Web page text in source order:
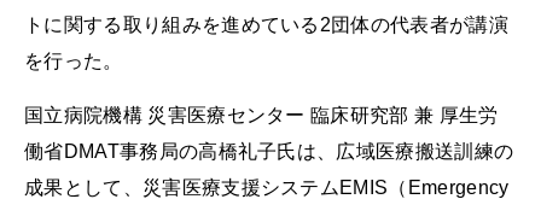
トに関する取り組みを進めている2団体の代表者が講演
を行った。
国立病院機構 災害医療センター 臨床研究部 兼 厚生労
働省DMAT事務局の高橋礼子氏は、広域医療搬送訓練の
成果として、災害医療支援システムEMIS（Emergency